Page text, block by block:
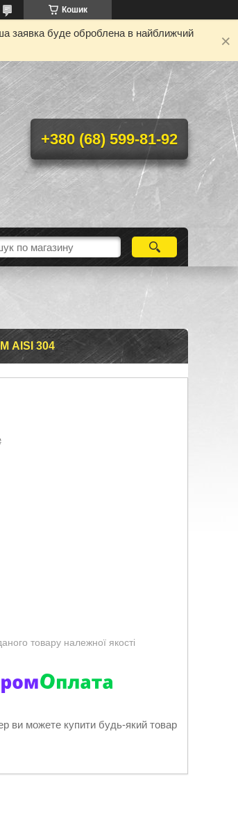
Кошик
заявка буде оброблена в найближчий
+380 (68) 599-81-92
AISI 304
товару належної якості
ви можете купити будь-який товар